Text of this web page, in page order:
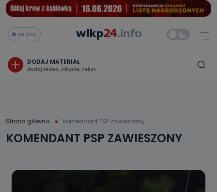
Na żywo
DODAJ MATERIAŁ
dodaj wideo, zdjęcie, tekst
Strona główna komendant PSP zawieszony
KOMENDANT PSP ZAWIESZONY